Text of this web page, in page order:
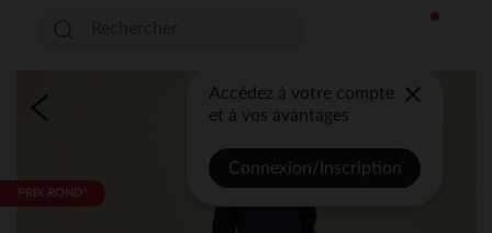
Accédez à votre compte
et à vos avantages
Connexion/Inscription
PRIX ROND*